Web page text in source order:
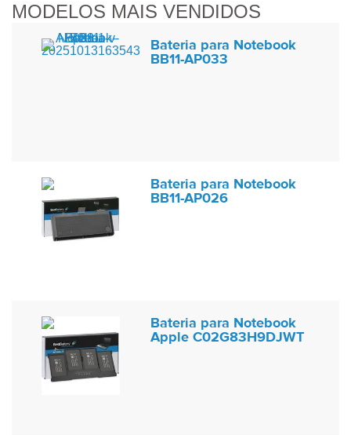
MODELOS MAIS VENDIDOS
Bateria para Notebook
BB11-AP033
Bateria para Notebook
BB11-AP026
Bateria para Notebook
Apple C02G83H9DJWT